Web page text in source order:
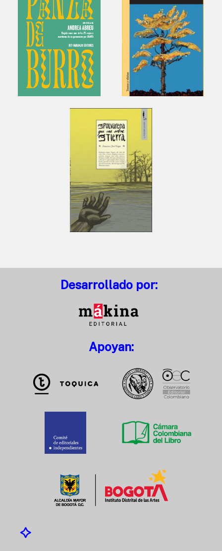
Desarrollado por:
Apoyan: